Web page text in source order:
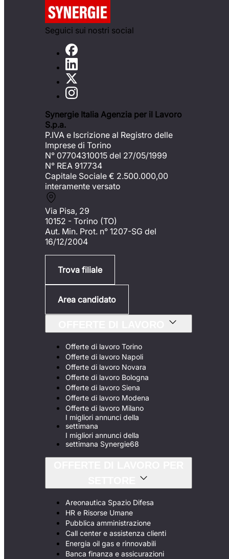
Seguici sui nostri social
Synergie Italia Agenzia per il Lavoro
S.p.a.
P.IVA e Iscrizione al Registro delle
Imprese di Torino
N° 07704310015 del 27/05/1999
N° REA 917734
Capitale Sociale € 2.500.000,00
interamente versato
Via Pisa, 29
10152 - Torino (TO)
Aut. Min. Prot. n° 1207-SG del
16/12/2004
Trova filiale
Area candidato
Offerte di lavoro Torino
Offerte di lavoro Napoli
Offerte di lavoro Novara
Offerte di lavoro Bologna
Offerte di lavoro Siena
Offerte di lavoro Modena
Offerte di lavoro Milano
I migliori annunci della
settimana
I migliori annunci della
settimana Synergie68
Areonautica Spazio Difesa
HR e Risorse Umane
Pubblica amministrazione
Call center e assistenza clienti
Energia oil gas e rinnovabili
Banca finanza e assicurazioni